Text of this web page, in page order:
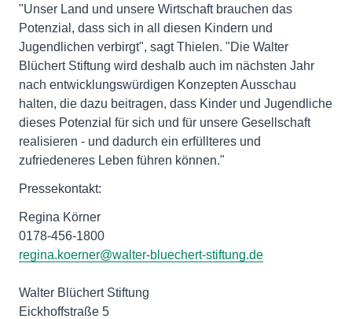
"Unser Land und unsere Wirtschaft brauchen das
Potenzial, dass sich in all diesen Kindern und
Jugendlichen verbirgt", sagt Thielen. "Die Walter
Blüchert Stiftung wird deshalb auch im nächsten Jahr
nach entwicklungswürdigen Konzepten Ausschau
halten, die dazu beitragen, dass Kinder und Jugendliche
dieses Potenzial für sich und für unsere Gesellschaft
realisieren - und dadurch ein erfüllteres und
zufriedeneres Leben führen können."
Pressekontakt:
Regina Körner
0178-456-1800
regina.koerner@walter-bluechert-stiftung.de
Walter Blüchert Stiftung
Eickhoffstraße 5